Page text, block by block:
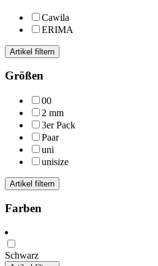
Cawila
ERIMA
Artikel filtern
Größen
00
2 mm
3er Pack
Paar
uni
unisize
Artikel filtern
Farben
Schwarz